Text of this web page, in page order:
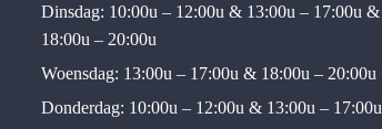
Dinsdag: 10:00u – 12:00u & 13:00u – 17:00u &
18:00u – 20:00u
Woensdag: 13:00u – 17:00u & 18:00u – 20:00u
Donderdag: 10:00u – 12:00u & 13:00u – 17:00u